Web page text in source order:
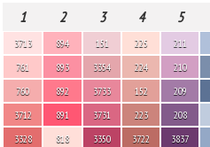
1 2 3 4 5
3713
761
760
3712
3328
894
893
892
891
818
151
3354
3733
3731
3350
225
224
152
223
3722
211
210
209
208
3837